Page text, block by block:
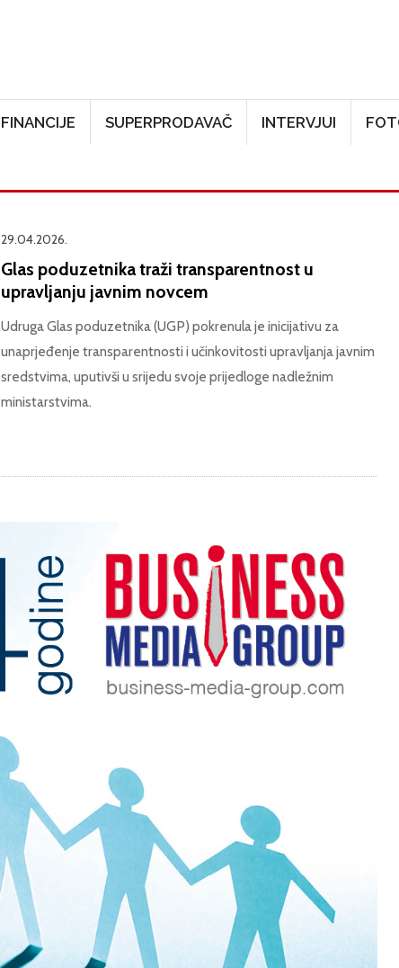
FINANCIJE SUPERPRODAVAČ INTERVJUI
29.04.2026.
Glas poduzetnika traži transparentnost u
upravljanju javnim novcem
Udruga Glas poduzetnika (UGP) pokrenula je inicijativu za
unaprjeđenje transparentnosti i učinkovitosti upravljanja javnim
sredstvima, uputivši u srijedu svoje prijedloge nadležnim
ministarstvima.